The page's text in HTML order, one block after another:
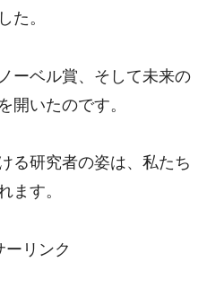
た。
ーベル賞、そして未来の
開いたのです。
る研究者の姿は、私たち
ます。
ーリンク